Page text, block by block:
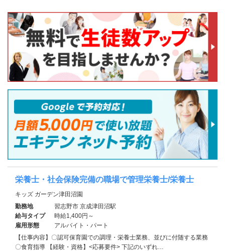
栄養士・社会保険完備の職場で管理栄養士/栄養士
キッズ ガーデン津田沼園
勤務地
習志野市 京成津田沼駅
給与タイプ
時給1,400円～
雇用形態
アルバイト・パート
【仕事内容】〇認可保育園での調理・栄養士業務、並びに付随する業務
〇食育指導 【経験・資格】<応募要件> 下記のいずれ…